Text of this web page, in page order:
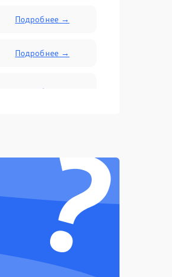
Подробнее →
Подробнее →
Подробнее →
?